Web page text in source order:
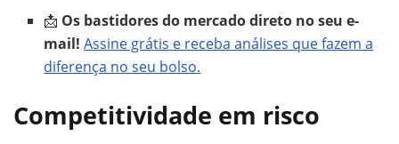
📩 Os bastidores do mercado direto no seu e-
mail! Assine grátis e receba análises que fazem a
diferença no seu bolso.
Competitividade em risco